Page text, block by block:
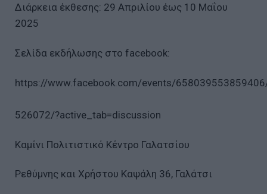
Διάρκεια έκθεσης: 29 Απριλίου έως 10 Μαΐου
2025
Σελίδα εκδήλωσης στο facebook:
https://www.facebook.com/events/
526072/?active_tab=discussion
Καμίνι Πολιτιστικό Κέντρο Γαλατσίου
Ρεθύμνης και Χρήστου Καψάλη 36, Γαλάτσι